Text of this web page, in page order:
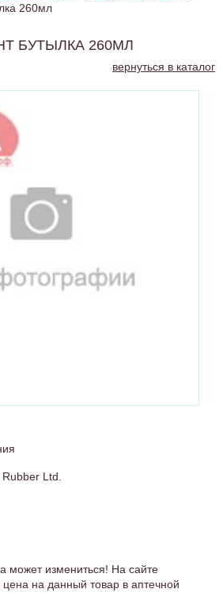
260мл
БУТЫЛКА 260МЛ
вернуться в каталог
Ltd.
может измениться! На сайте
на данный товар в аптечной